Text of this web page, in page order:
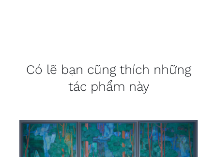
Có lẽ bạn cũng thích những
tác phẩm này